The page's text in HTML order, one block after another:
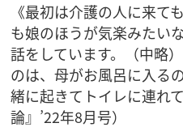
《最初は介護の人に来て
も娘のほうが気楽みたい
話をしています。（中略
のは、母がお風呂に入る
緒に起きてトイレに連れ
論』’22年8月号）